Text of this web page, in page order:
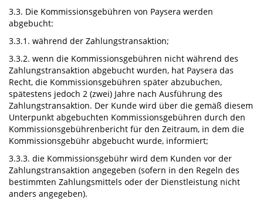
3.3. Die Kommissionsgebühren von Paysera werden
abgebucht:
3.3.1. während der Zahlungstransaktion;
3.3.2. wenn die Kommissionsgebühren nicht während des
Zahlungstransaktion abgebucht wurden, hat Paysera das
Recht, die Kommissionsgebühren später abzubuchen,
spätestens jedoch 2 (zwei) Jahre nach Ausführung des
Zahlungstransaktion. Der Kunde wird über die gemäß diesem
Unterpunkt abgebuchten Kommissionsgebühren durch den
Kommissionsgebührenbericht für den Zeitraum, in dem die
Kommissionsgebühr abgebucht wurde, informiert;
3.3.3. die Kommissionsgebühr wird dem Kunden vor der
Zahlungstransaktion angegeben (sofern in den Regeln des
bestimmten Zahlungsmittels oder der Dienstleistung nicht
anders angegeben).